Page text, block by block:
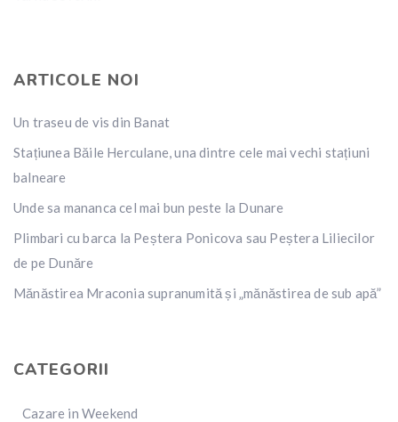
ARTICOLE NOI
Un traseu de vis din Banat
Stațiunea Băile Herculane, una dintre cele mai vechi stațiuni
balneare
Unde sa mananca cel mai bun peste la Dunare
Plimbari cu barca la Peștera Ponicova sau Peștera Liliecilor
de pe Dunăre
Mănăstirea Mraconia supranumită și „mănăstirea de sub apă”
CATEGORII
Cazare in Weekend